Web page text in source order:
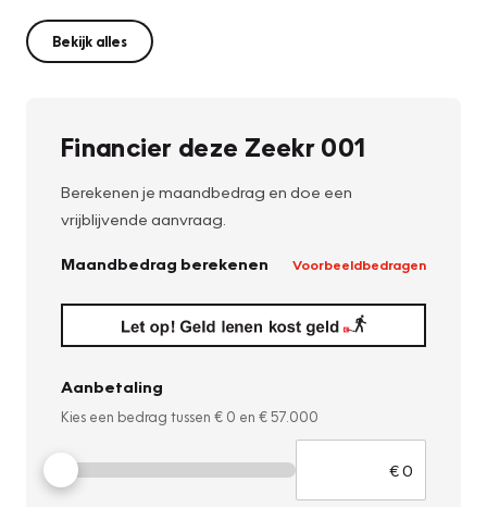
Bekijk alles
Financier deze Zeekr 001
Berekenen je maandbedrag en doe een
vrijblijvende aanvraag.
Maandbedrag berekenen Voorbeeldbedragen
Aanbetaling
Kies een bedrag tussen € 0 en € 57.000